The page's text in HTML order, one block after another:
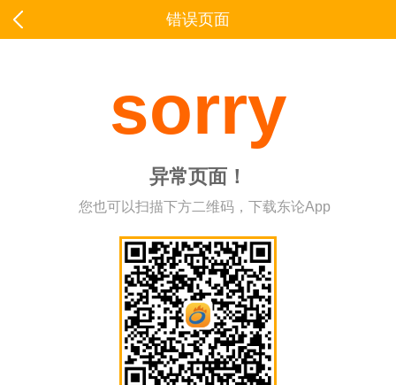
错误页面
sorry
异常页面！
您也可以扫描下方二维码，下载东论App